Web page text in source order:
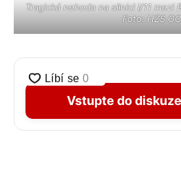
Tragická nehoda na silnici I/11 mezi
Foto: HZS
Vstupte do diskuze